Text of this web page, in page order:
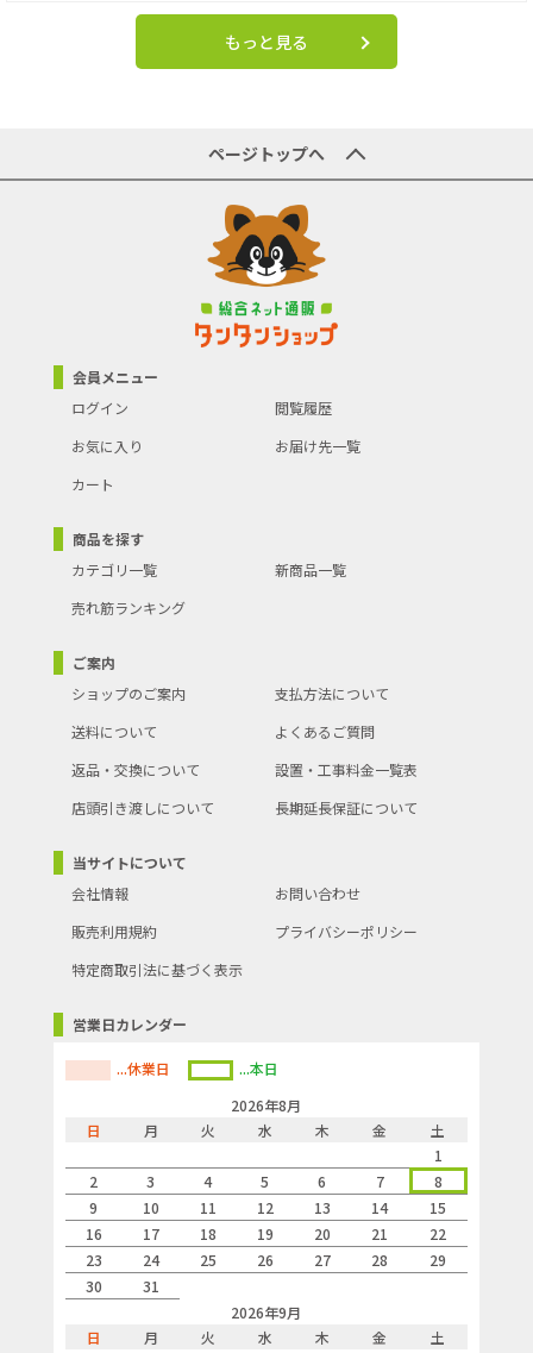
もっと見る
ページトップへ
会員メニュー
ログイン
閲覧履歴
お気に入り
お届け先一覧
カート
商品を探す
カテゴリ一覧
新商品一覧
売れ筋ランキング
ご案内
ショップのご案内
支払方法について
送料について
よくあるご質問
返品・交換について
設置・工事料金一覧表
店頭引き渡しについて
長期延長保証について
当サイトについて
会社情報
お問い合わせ
販売利用規約
プライバシーポリシー
特定商取引法に基づく表示
営業日カレンダー
...休業日
...本日
2026年8月
日
月 火 水 木 金
土
1
2
3 4 5 6 7
8
9
10 11 12 13 14
15
16
17 18 19 20 21
22
23
24 25 26 27 28
29
30
31
2026年9月
日
月 火 水 木 金
土